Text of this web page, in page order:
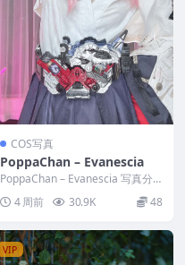
COS写真
PoppaChan – Evanescia
PoppaChan – Evanescia 写真分
类：唯美，参与模特：Poppa...
4 周前 30.9K 48
VIP